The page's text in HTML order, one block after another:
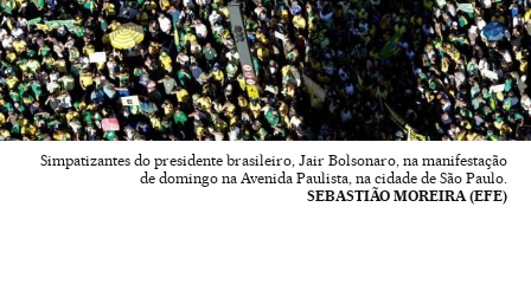
Simpatizantes do presidente brasileiro, Jair Bolsonaro, na manifestação
de domingo na Avenida Paulista, na cidade de São Paulo.
SEBASTIÃO MOREIRA (EFE)